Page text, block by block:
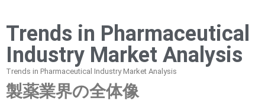
Trends in Pharmaceutical
Industry Market Analysis
Trends in Pharmaceutical Industry Market Analysis
製薬業界の全体像